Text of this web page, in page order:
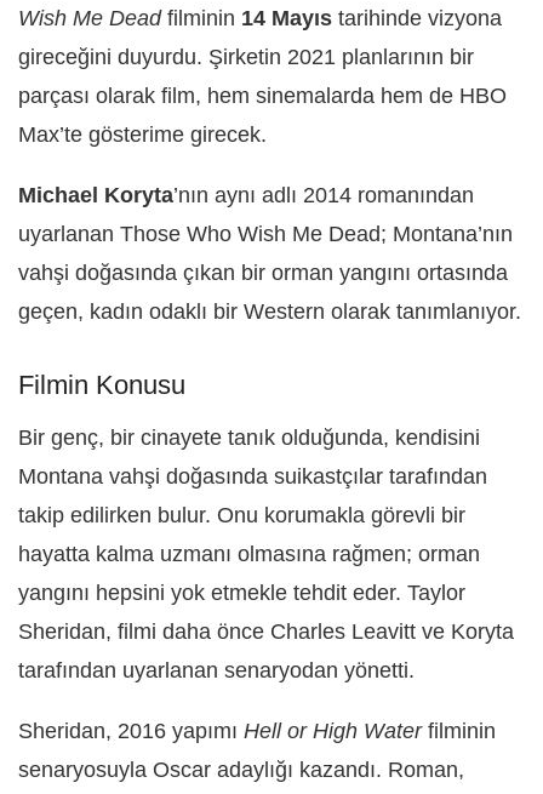
Wish Me Dead filminin 14 Mayıs tarihinde vizyona
gireceğini duyurdu. Şirketin 2021 planlarının bir
parçası olarak film, hem sinemalarda hem de HBO
Max’te gösterime girecek.
Michael Koryta’nın aynı adlı 2014 romanından
uyarlanan Those Who Wish Me Dead; Montana’nın
vahşi doğasında çıkan bir orman yangını ortasında
geçen, kadın odaklı bir Western olarak tanımlanıyor.
Filmin Konusu
Bir genç, bir cinayete tanık olduğunda, kendisini
Montana vahşi doğasında suikastçılar tarafından
takip edilirken bulur. Onu korumakla görevli bir
hayatta kalma uzmanı olmasına rağmen; orman
yangını hepsini yok etmekle tehdit eder. Taylor
Sheridan, filmi daha önce Charles Leavitt ve Koryta
tarafından uyarlanan senaryodan yönetti.
Sheridan, 2016 yapımı Hell or High Waterfilminin
senaryosuyla Oscar adaylığı kazandı. Roman,